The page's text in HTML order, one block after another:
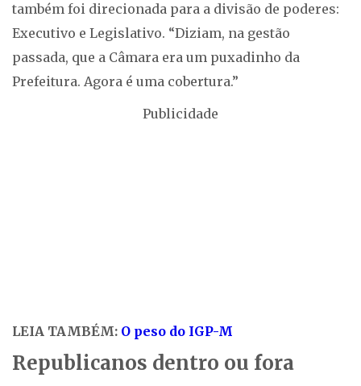
também foi direcionada para a divisão de poderes:
Executivo e Legislativo. “Diziam, na gestão
passada, que a Câmara era um puxadinho da
Prefeitura. Agora é uma cobertura.”
Publicidade
LEIA TAMBÉM: O peso do IGP-M
Republicanos dentro ou fora